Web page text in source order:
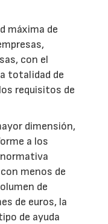
máxima de
con el
totalidad de
requisitos de
dimensión,
a los
menos de
de
de euros, la
de ayuda